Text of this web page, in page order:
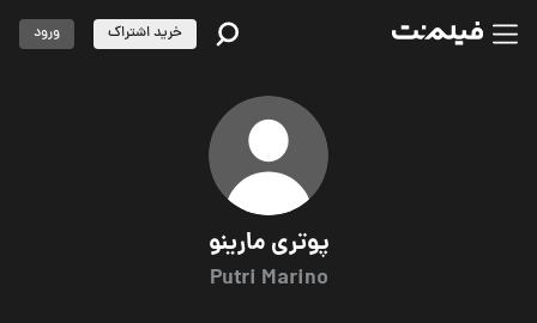
پوتری مارینو
Putri Marino
خرید اشتراک ورود